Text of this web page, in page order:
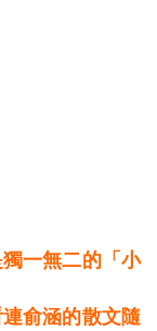
一無二的「小
俞涵的散文隨